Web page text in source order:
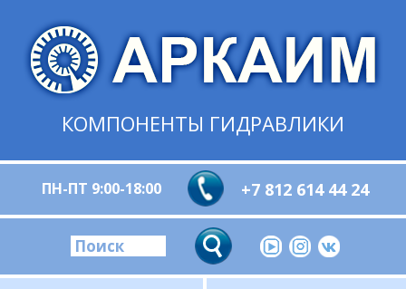
КОМПОНЕНТЫ ГИДРАВЛИКИ
ПН-ПТ 9:00-18:00 +7 812 614 44 24